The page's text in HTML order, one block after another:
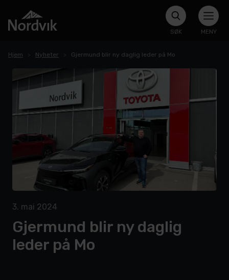
SØK MENY
Hjem Nyheter Gjermund blir ny daglig leder på Mo
3. mai 2024
Gjermund blir ny daglig
leder på Mo